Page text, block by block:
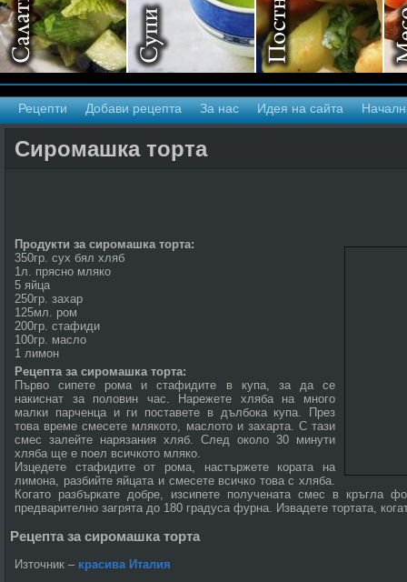
Рецепти Добави рецепта За нас Идея на сайта
Сиромашка торта
Продукти за сиромашка торта:
350гр. сух бял хляб
1л. прясно мляко
5 яйца
250гр. захар
125мл. ром
200гр. стафиди
100гр. масло
1 лимон
Рецепта за сиромашка торта:
Първо сипете рома и стафидите в купа, за да се
накиснат за половин час. Нарежете хляба на много
малки парченца и ги поставете в дълбока купа. През
това време смесете млякото, маслото и захарта. С тази
смес залейте нарязания хляб. След около 30 минути
хляба ще е поел всичкото мляко.
Изцедете стафидите от рома, настържете кората на
лимона, разбийте яйцата и смесете всичко това с хляба.
Когато разбъркате добре, изсипете получената смес в кръгла
предварително загрята до 180 градуса фурна. Извадете тортата,
Рецепта за сиромашка торта
Източник – красива Италия